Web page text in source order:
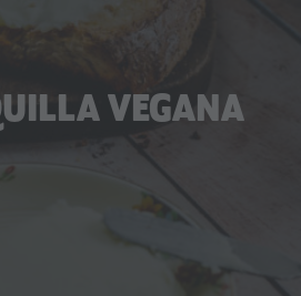
VEGANA